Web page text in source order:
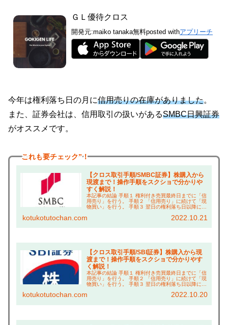
ＧＬ優待クロス
開発元:maiko tanaka無料posted withアプリーチ
今年は権利落ち日の月に信用売りの在庫がありました。
また、証券会社は、信用取引の扱いがあるSMBC日興証券
がオススメです。
これも要チェック”！
【クロス取引手順/SMBC証券】株購入から
現渡まで！操作手順をスクショで分かりや
すく解説！
本記事の結論 手順１ 権利付き売買最終日までに「信
用売り」を行う。 手順２ 「信用売り」に続けて「現
物買い」を行う。 手順３ 翌日の権利落ち日以降に現
う。 こんにちは、コツコツ父ちゃんです。本ブロ...
kotukotutochan.com 2022.10.21
【クロス取引手順/SBI証券】株購入から現
渡まで！操作手順をスクショで分かりやす
く解説！
本記事の結論 手順１ 権利付き売買最終日までに「信
用売り」を行う。 手順２ 「信用売り」に続けて「現
物買い」を行う。 手順３ 翌日の権利落ち日以降に現
う。 こんにちは、コツコツ父ちゃんです。本ブロ...
kotukotutochan.com 2022.10.20